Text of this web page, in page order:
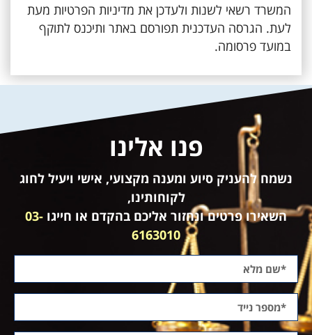
המשרד רשאי לשנות ולעדכן את מדיניות הפרטיות מעת
לעת. הגרסה העדכנית תפורסם באתר ותיכנס לתוקף
במועד פרסומה.
פנו אלינו
נשמח להעניק סיוע ומענה מקצועי, אישי ויעיל לחוג
לקוחותינו,
השאירו פרטים ונחזור אליכם בהקדם או חייגו 03-
6163010